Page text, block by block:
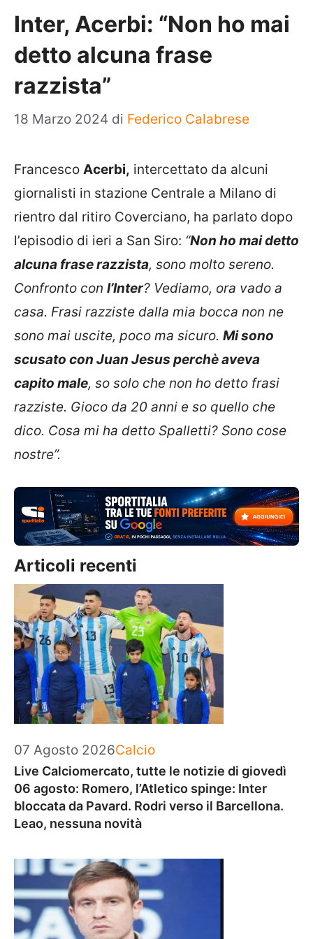
Inter, Acerbi: “Non ho mai
detto alcuna frase
razzista”
18 Marzo 2024 di Federico Calabrese
Francesco Acerbi, intercettato da alcuni
giornalisti in stazione Centrale a Milano di
rientro dal ritiro Coverciano, ha parlato dopo
l’episodio di ieri a San Siro: “Non ho mai detto
alcuna frase razzista, sono molto sereno.
Confronto con l’Inter? Vediamo, ora vado a
casa. Frasi razziste dalla mia bocca non ne
sono mai uscite, poco ma sicuro. Mi sono
scusato con Juan Jesus perchè aveva
capito male, so solo che non ho detto frasi
razziste. Gioco da 20 anni e so quello che
dico. Cosa mi ha detto Spalletti? Sono cose
nostre”.
Articoli recenti
07 Agosto 2026Categorie
Calcio
Live Calciomercato, tutte le notizie di giovedì
06 agosto: Romero, l’Atletico spinge: Inter
bloccata da Pavard. Rodri verso il Barcellona.
Leao, nessuna novità